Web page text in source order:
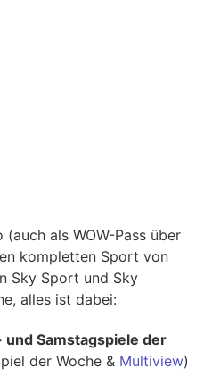
als WOW-Pass über
kompletten Sport von
Sky Sport und Sky
alles ist dabei:
und Samstagspiele der
der Woche & Multiview)